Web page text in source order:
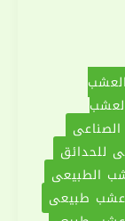
العشب
للحدائق
الطبيعي
عشب طبيعي